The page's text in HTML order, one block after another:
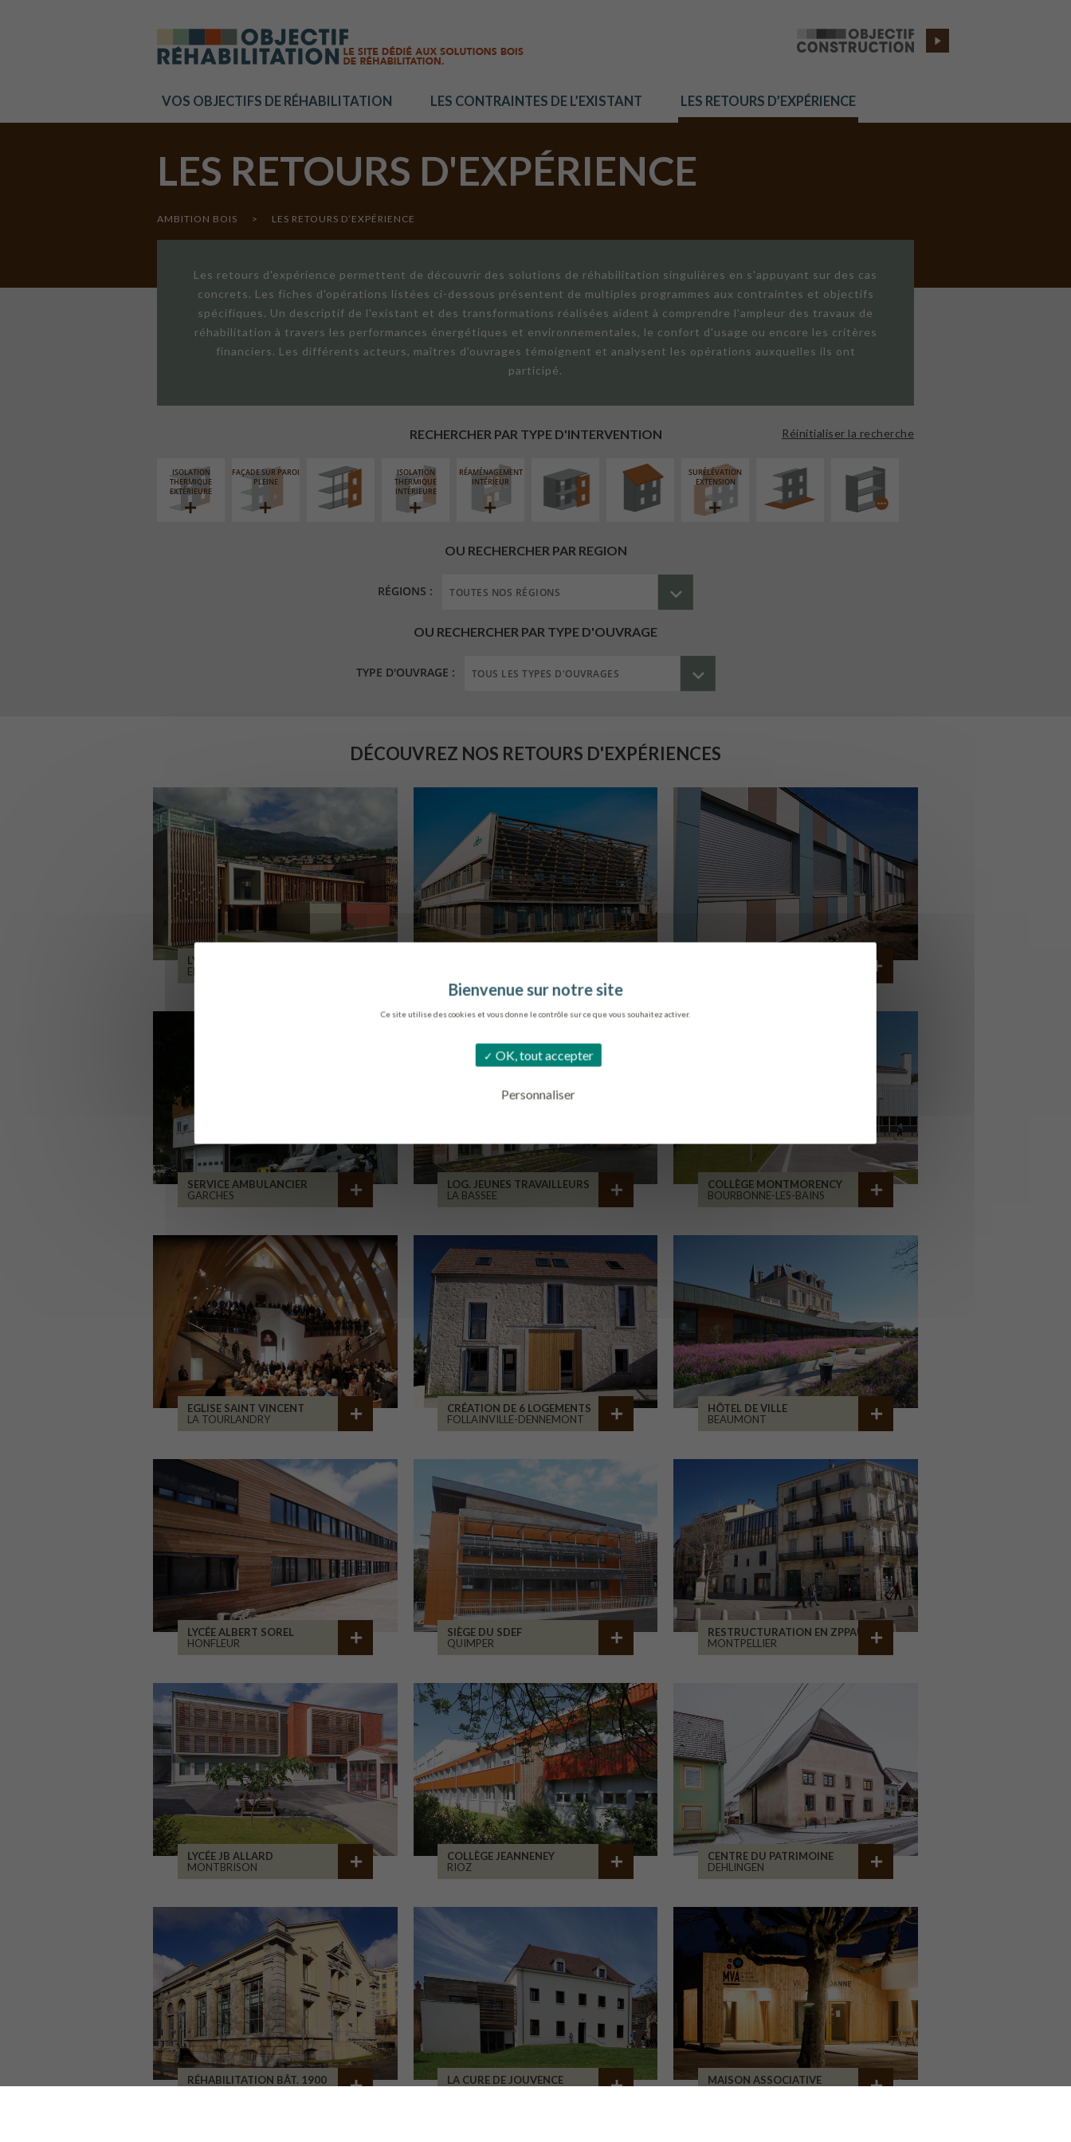
Ce site utilise des cookies et vous donne le contrôle sur ce que vous souhaitez activer.
OK, tout accepter
Personnaliser
VOS OBJECTIFS DE RÉHABILITATION LES CONTRAINTES DE L’EXISTANT LES RETOURS D’EXPÉRIENCE
LES RETOURS D'EXPÉRIENCE
AMBITION BOIS > LES RETOURS D’EXPÉRIENCE
Les retours d'expérience permettent de découvrir des solutions de réhabilitation singulières en s'appuyant sur des cas
concrets. Les fiches d'opérations listées ci-dessous présentent de multiples programmes aux contraintes et objectifs
spécifiques. Un descriptif de l'existant et des transformations réalisées aident à comprendre l'ampleur des travaux de
réhabilitation à travers les performances énergétiques et environnementales, le confort d'usage ou encore les critères
financiers. Les différents acteurs, maîtres d'ouvrages témoignent et analysent les opérations auxquelles ils ont
participé.
RECHERCHER PAR TYPE D'INTERVENTION Réinitialiser la recherche
ISOLATION
THERMIQUE
EXTÉRIEURE
FAÇADE SUR PAROI
PLEINE
ISOLATION
THERMIQUE
INTÉRIEURE
RÉAMÉNAGEMENT
INTÉRIEUR
SURÉLÉVATION
EXTENSION
OU RECHERCHER PAR REGION
RÉGIONS :
OU RECHERCHER PAR TYPE D'OUVRAGE
TYPE D'OUVRAGE :
DÉCOUVREZ NOS RETOURS D'EXPÉRIENCES
LYCÉE ALPES ET DURANCE
EMBRUN
SERVICE AMBULANCIER
GARCHES
LOG. JEUNES TRAVAILLEURS
LA BASSEE
COLLÈGE MONTMORENCY
BOURBONNE-LES-BAINS
EGLISE SAINT VINCENT
LA TOURLANDRY
CRÉATION DE 6 LOGEMENTS
FOLLAINVILLE-DENNEMONT
HÔTEL DE VILLE
BEAUMONT
LYCÉE ALBERT SOREL
HONFLEUR
SIÈGE DU SDEF
QUIMPER
RESTRUCTURATION EN ZPPAUP
MONTPELLIER
LYCÉE JB ALLARD
MONTBRISON
COLLÈGE JEANNENEY
RIOZ
CENTRE DU PATRIMOINE
DEHLINGEN
RÉHABILITATION BÂT. 1900
LA CURE DE JOUVENCE
MAISON ASSOCIATIVE